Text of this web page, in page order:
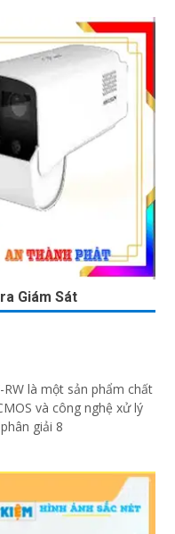
Giám Sát
RW là một sản phẩm chất
và công nghệ xử lý
hơn. Với độ phân giải 8